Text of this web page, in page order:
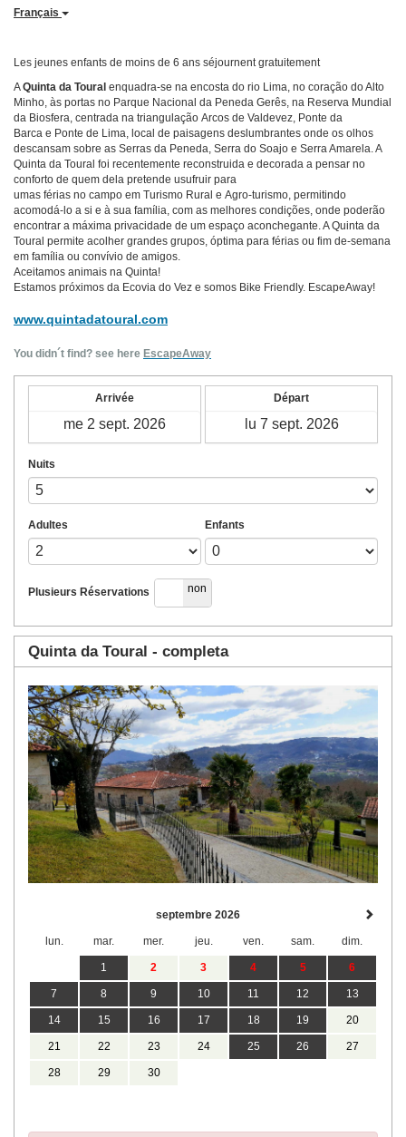
Français
Les jeunes enfants de moins de 6 ans séjournent gratuitement
AQuinta da Toural enquadra-se na encosta do rio Lima, no coração do Alto
Minho, às portas no Parque Nacional da Peneda Gerês, na Reserva Mundial
da Biosfera, centrada na triangulação Arcos de Valdevez, Ponte da
Barca e Ponte de Lima, local de paisagens deslumbrantes onde os olhos
descansam sobre as Serras da Peneda, Serra do Soajo e Serra Amarela. A
Quinta da Toural foi recentemente reconstruida e decorada a pensar no
conforto de quem dela pretende usufruir para
umas férias no campo em Turismo Rural e Agro-turismo, permitindo
acomodá-lo a si e à sua família, com as melhores condições, onde poderão
encontrar a máxima privacidade de um espaço aconchegante. A Quinta da
Toural permite acolher grandes grupos, óptima para férias ou fim de-semana
em família ou convívio de amigos.
Aceitamos animais na Quinta!
Estamos próximos da Ecovia do Vez e somos Bike Friendly. EscapeAway!
www.quintadatoural.com
You didn´t find? see here EscapeAway
Arrivée Départ
Nuits
Adultes Enfants
Plusieurs Réservations
oui non
Quinta da Toural - completa
septembre 2026
lun. mar. mer. jeu. ven. sam. dim.
1 2 3 4 5 6
7 8 9 10 11 12 13
14 15 16 17 18 19 20
21 22 23 24 25 26 27
28 29 30